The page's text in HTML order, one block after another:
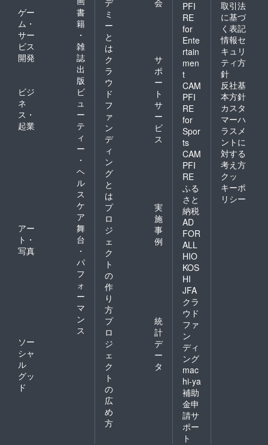
ゲー
ム・
サー
ビス
開発
書
籍
・
雑
誌
出
版
ビジ
ネ
ス・
起業
ビ
ュ
ー
テ
ィ
ー
・
ヘ
ル
ス
ケ
ア
アー
ト・
写真
舞
台
・
パ
フ
ォ
ー
マ
ン
ス
ソー
シャ
ル
グッ
ド
デ
ミ
ー
と
は
会
ク
ラ
ウ
ド
フ
ァ
ン
デ
ィ
ン
グ
と
は
サ
ポ
ー
ト
サ
ー
ビ
ス
プ
ロ
ジ
ェ
ク
ト
の
作
り
方
実
施
事
例
プ
ロ
ジ
ェ
ク
ト
の
広
め
方
統
計
デ
ー
タ
PFI
RE
for
Ente
rtain
men
t
CAM
PFI
RE
for
Spor
ts
CAM
PFI
RE
ふる
さと
納税
AD
FOR
ALL
HIO
KOS
HI
JFA
クラ
ウド
ファ
ン
ディ
ング
mac
hi-ya
補助
金申
請サ
ポー
ト
取引法
に基づ
く表記
情報セ
キュリ
ティ方
針
反社基
本方針
カスタ
マーハ
ラスメ
ントに
対する
考え方
クッ
キーポ
リシー